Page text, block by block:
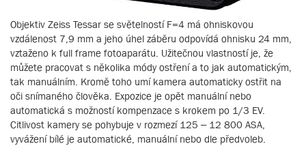
Objektiv Zeiss Tessar se světelností F=4 má ohniskovou
vzdálenost 7,9 mm a jeho úhel záběru odpovídá ohnisku 24 mm,
vztaženo k full frame fotoaparátu. Užitečnou vlastností je, že
můžete pracovat s několika módy ostření a to jak automatickým,
tak manuálním. Kromě toho umí kamera automaticky ostřit na
oči snímaného člověka. Expozice je opět manuální nebo
automatická s možností kompenzace s krokem po 1/3 EV.
Citlivost kamery se pohybuje v rozmezí 125 – 12 800 ASA,
vyvážení bílé je automatické, manuální nebo dle předvoleb.